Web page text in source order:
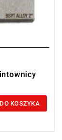
DO KOSZYKA